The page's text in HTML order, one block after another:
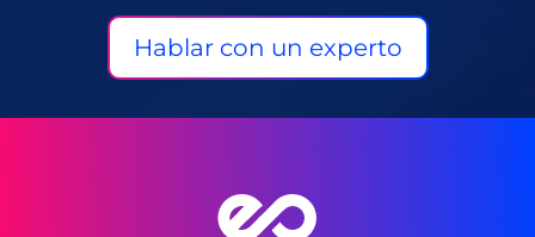
Hablar con un experto